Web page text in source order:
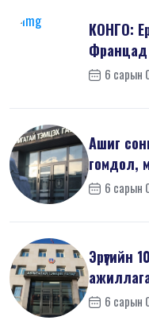
КОНГО:
Францад
6 сарын
Ашиг
гомдол,
6 сарын
6 сарын